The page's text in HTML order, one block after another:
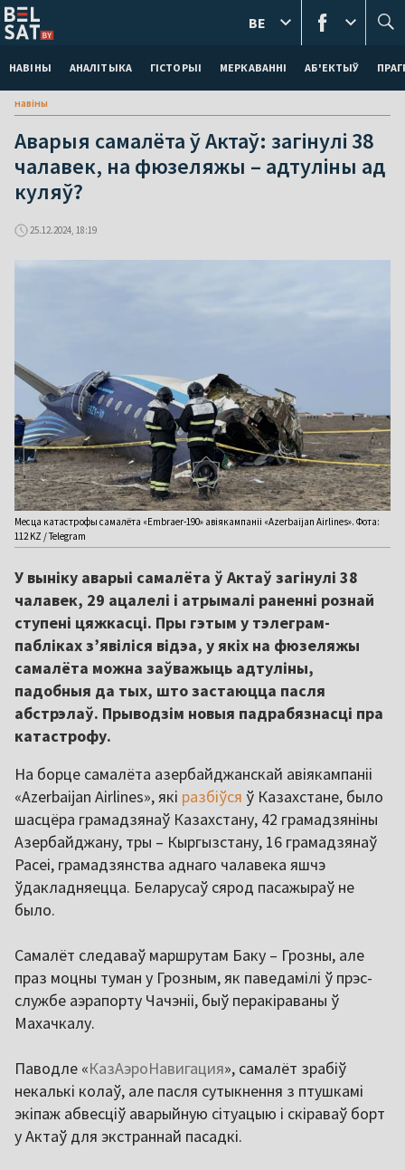
НАВІНЫ АНАЛІТЫКА ГІСТОРЫІ МЕРКАВАННI АБ'ЕКТЫЎ
BE
навіны
Аварыя самалёта ў Актаў: загінулі 38
чалавек, на фюзеляжы – адтуліны ад
куляў?
25.12.2024, 18:19
Месца катастрофы самалёта «Embraer-190» авіякампаніі «Azerbaijan Airlines». Фота:
112 KZ / Telegram
У выніку аварыі самалёта ў Актаў загінулі 38
чалавек, 29 ацалелі і атрымалі раненні рознай
ступені цяжкасці. Пры гэтым у тэлеграм-
пабліках з’явіліся відэа, у якіх на фюзеляжы
самалёта можна заўважыць адтуліны,
падобныя да тых, што застаюцца пасля
абстрэлаў. Прыводзім новыя падрабязнасці пра
катастрофу.
На борце самалёта азербайджанскай авіякампаніі
«Azerbaijan Airlines», які разбіўся ў Казахстане, было
шасцёра грамадзянаў Казахстану, 42 грамадзяніны
Азербайджану, тры – Кыргызстану, 16 грамадзянаў
Расеі, грамадзянства аднаго чалавека яшчэ
ўдакладняецца. Беларусаў сярод пасажыраў не
было.
Самалёт следаваў маршрутам Баку – Грозны, але
праз моцны туман у Грозным, як паведамілі ў прэс-
службе аэрапорту Чачэніі, быў перакіраваны ў
Махачкалу.
Паводле «КазАэроНавигация», самалёт зрабіў
некалькі колаў, але пасля сутыкнення з птушкамі
экіпаж абвесціў аварыйную сітуацыю і скіраваў борт
у Актаў для экстраннай пасадкі.